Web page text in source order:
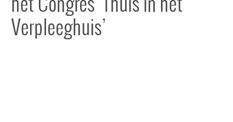
het Congres ‘Thuis in het
Verpleeghuis’